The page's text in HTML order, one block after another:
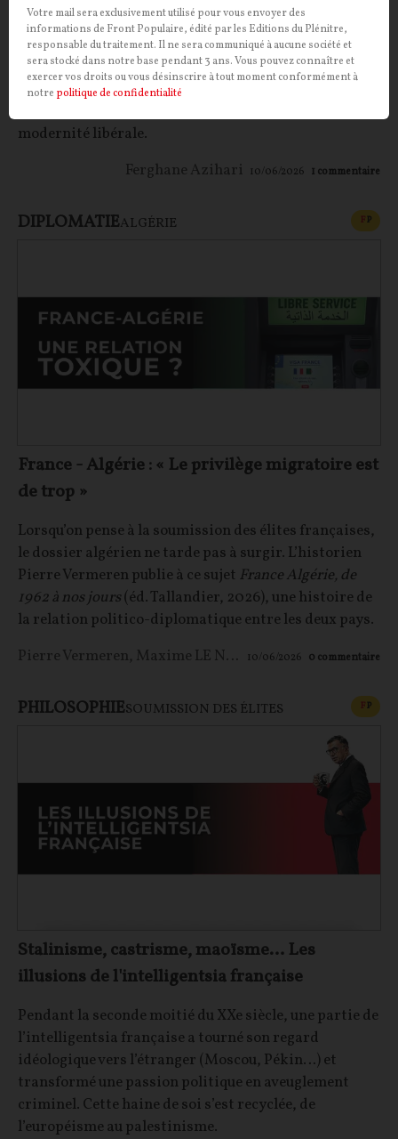
Fascination islamophile
Sujet délicat, l’islam ? Pas pour Ferghane Azihari qui
s’insurge contre la soumission des élites françaises à
une religion qu’il considère en porte à faux avec les
modernité libérale.
Ferghane Azihari 10/06/2026 1 commentaire
DIPLOMATIEALGÉRIE FP
France - Algérie : « Le privilège migratoire est
de trop »
Lorsqu’on pense à la soumission des élites françaises,
le dossier algérien ne tarde pas à surgir. L’historien
Pierre Vermeren publie à ce sujet France Algérie, de
1962 à nos jours(éd. Tallandier, 2026), une histoire de
la relation politico-diplomatique entre les deux pays.
Pierre Vermeren, Maxime LE NAGARD 10/06/2026 0 commentaire
PHILOSOPHIESOUMISSION DES ÉLITES FP
Stalinisme, castrisme, maoïsme… Les
illusions de l'intelligentsia française
Pendant la seconde moitié du XXe siècle, une partie de
l’intelligentsia française a tourné son regard
idéologique vers l’étranger (Moscou, Pékin…) et
transformé une passion politique en aveuglement
criminel. Cette haine de soi s’est recyclée, de
l’européisme au palestinisme.
Votre mail sera exclusivement utilisé pour vous envoyer des
informations de Front Populaire, édité par les Editions du Plénitre,
responsable du traitement. Il ne sera communiqué à aucune société et
sera stocké dans notre base pendant 3 ans. Vous pouvez connaître et
exercer vos droits ou vous désinscrire à tout moment conformément à
notre politique de confidentialité